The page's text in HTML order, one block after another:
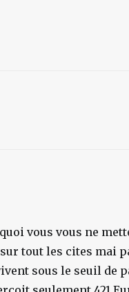
vous vous ne
tout les cites mai
sous le seuil de